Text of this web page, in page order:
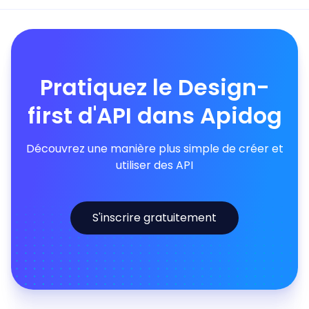
Pratiquez le Design-
first d'API dans Apidog
Découvrez une manière plus simple de créer et
utiliser des API
S'inscrire gratuitement